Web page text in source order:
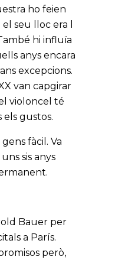
ho feien
seu lloc era l
hi influïa
anys encara
excepcions.
van capgirar
violoncel té
gustos.
fàcil. Va
sis anys
Bauer per
a París.
però,